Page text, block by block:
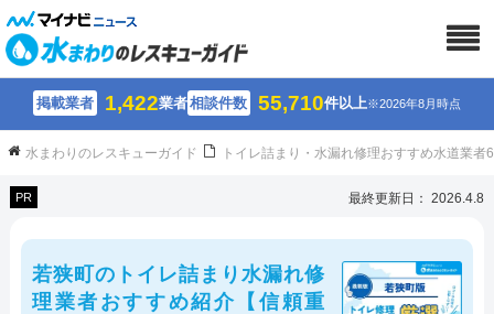
掲載業者 1,422業者相談件数 55,710件以上※2026年8月時点
水まわりのレスキューガイド トイレ詰まり・水漏れ修理おすすめ水道業
PR 最終更新日： 2026.4.8
若狭町のトイレ詰まり水漏れ修
理業者おすすめ紹介【信頼重